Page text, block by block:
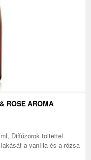
ROSE AROMA
Diffúzorok töltettel
a vanília és a rózsa